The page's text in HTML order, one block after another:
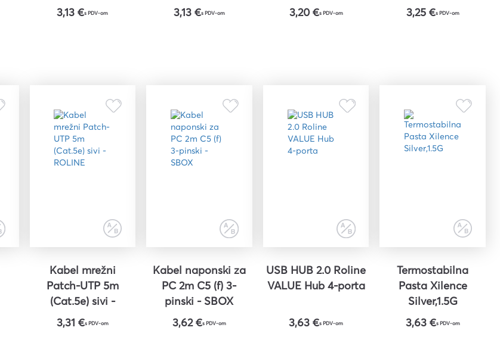
crno/crveni
3,13 €s PDV-om 3,13 €s PDV-om
SBOX pleteni
3,20 €s PDV-om 3,25 €s PDV-om
Kabel mrežni
Patch-UTP 5m
(Cat.5e) sivi -
ROLINE
3,31 €s PDV-om
Kabel naponski za
PC 2m C5 (f) 3-
pinski - SBOX
3,62 €s PDV-om
USB HUB 2.0 Roline
VALUE Hub 4-porta
3,63 €s PDV-om
Termostabilna
Pasta Xilence
Silver,1.5G
3,63 €s PDV-om